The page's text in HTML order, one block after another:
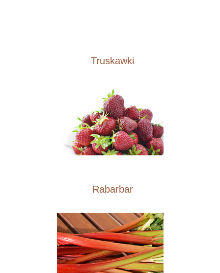
Truskawki
Rabarbar